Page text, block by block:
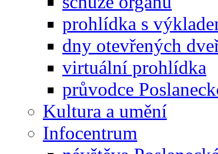
prohlídka s
dny otevřených
virtuální prohlídka
průvodce
Kultura a umění
Infocentrum